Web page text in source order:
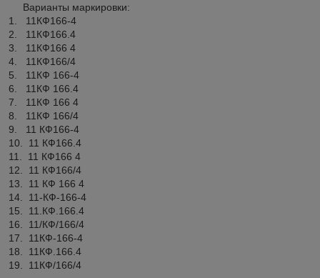
Варианты маркировки:
1. 11КФ166-4
2. 11КФ166.4
3. 11КФ166 4
4. 11КФ166/4
5. 11КФ 166-4
6. 11КФ 166.4
7. 11КФ 166 4
8. 11КФ 166/4
9. 11 КФ166-4
10. 11 КФ166.4
11. 11 КФ166 4
12. 11 КФ166/4
13. 11 КФ 166 4
14. 11-КФ-166-4
15. 11.КФ.166.4
16. 11/КФ/166/4
17. 11КФ-166-4
18. 11КФ.166.4
19. 11КФ/166/4